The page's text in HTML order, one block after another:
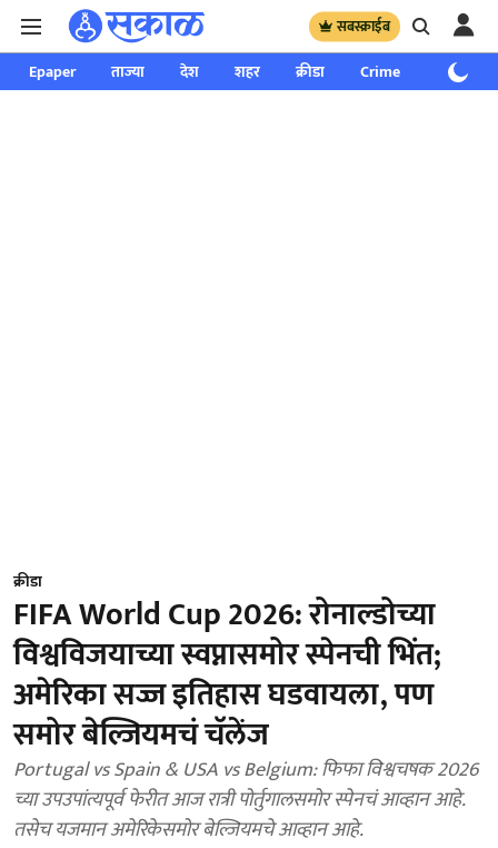
सबस्क्राईब
Epaper ताज्या देश शहर क्रीडा Crime साप्ताहिक
क्रीडा
FIFA World Cup 2026: रोनाल्डोच्या
विश्वविजयाच्या स्वप्नासमोर स्पेनची भिंत;
अमेरिका सज्ज इतिहास घडवायला, पण
समोर बेल्जियमचं चॅलेंज
Portugal vs Spain & USA vs Belgium: फिफा विश्वचषक 2026
च्या उपउपांत्यपूर्व फेरीत आज रात्री पोर्तुगालसमोर स्पेनचं आव्हान आहे.
तसेच यजमान अमेरिकेसमोर बेल्जियमचे आव्हान आहे.